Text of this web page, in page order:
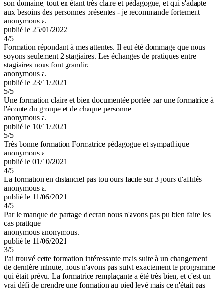
son domaine, tout en étant très claire et pédagogue, et qui s'adapte
aux besoins des personnes présentes - je recommande fortement
anonymous a.
publié le 25/01/2022
4/5
Formation répondant à mes attentes. Il eut été dommage que nous
soyons seulement 2 stagiaires. Les échanges de pratiques entre
stagiaires nous font grandir.
anonymous a.
publié le 23/11/2021
5/5
Une formation claire et bien documentée portée par une formatrice à
l'écoute du groupe et de chaque personne.
anonymous a.
publié le 10/11/2021
5/5
Très bonne formation Formatrice pédagogue et sympathique
anonymous a.
publié le 01/10/2021
4/5
La formation en distanciel pas toujours facile sur 3 jours d'affilés
anonymous a.
publié le 11/06/2021
4/5
Par le manque de partage d'ecran nous n'avons pas pu bien faire les
cas pratique
anonymous anonymous.
publié le 11/06/2021
3/5
J'ai trouvé cette formation intéressante mais suite à un changement
de dernière minute, nous n'avons pas suivi exactement le programme
qui était prévu. La formatrice remplaçante a été très bien, et c'est un
vrai défi de prendre une formation au pied levé mais ce n'était pas